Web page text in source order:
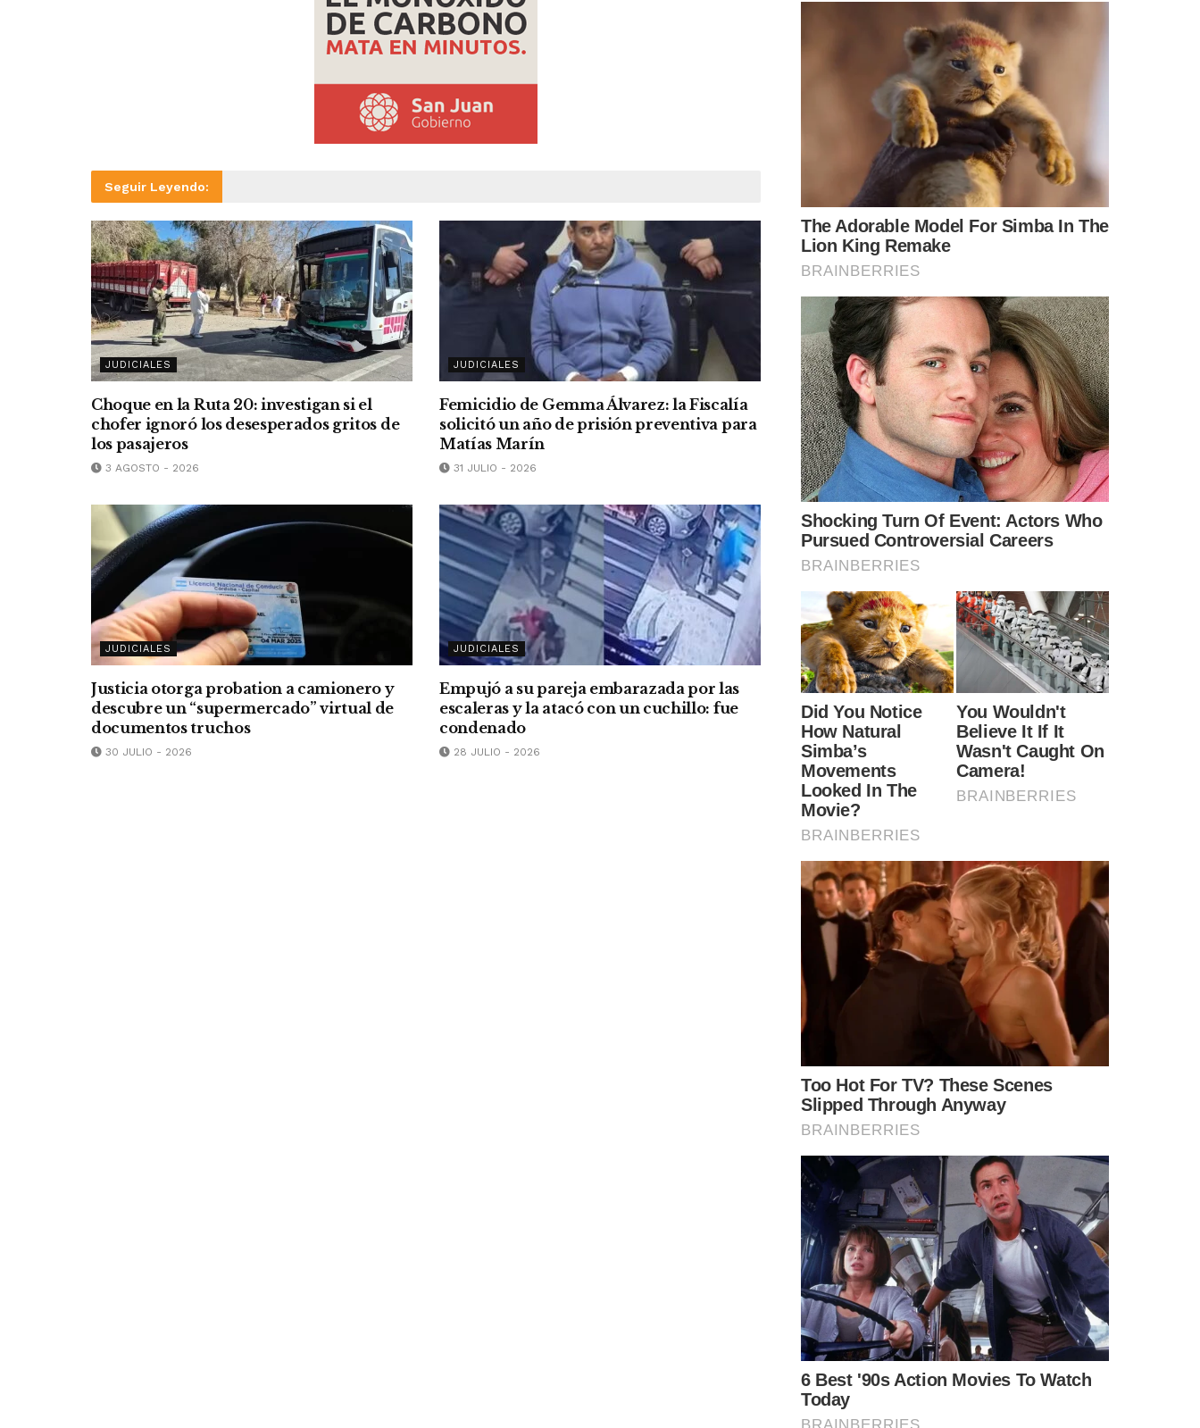
Seguir Leyendo:
JUDICIALES
Choque en la Ruta 20: investigan si el
chofer ignoró los desesperados gritos de
los pasajeros
3 AGOSTO - 2026
JUDICIALES
Femicidio de Gemma Álvarez: la Fiscalía
solicitó un año de prisión preventiva para
Matías Marín
31 JULIO - 2026
JUDICIALES
Justicia otorga probation a camionero y
descubre un “supermercado” virtual de
documentos truchos
30 JULIO - 2026
JUDICIALES
Empujó a su pareja embarazada por las
escaleras y la atacó con un cuchillo: fue
condenado
28 JULIO - 2026